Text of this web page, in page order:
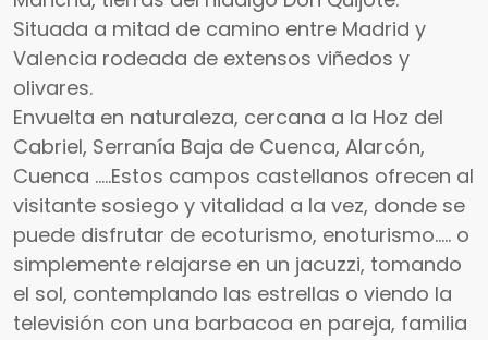
Situada a mitad de camino entre Madrid y
Valencia rodeada de extensos viñedos y
olivares.
Envuelta en naturaleza, cercana a la Hoz del
Cabriel, Serranía Baja de Cuenca, Alarcón,
Cuenca .....Estos campos castellanos ofrecen al
visitante sosiego y vitalidad a la vez, donde se
puede disfrutar de ecoturismo, enoturismo..... o
simplemente relajarse en un jacuzzi, tomando
el sol, contemplando las estrellas o viendo la
televisión con una barbacoa en pareja, familia